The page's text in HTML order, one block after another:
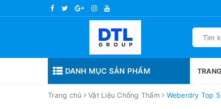
DANH MỤC SẢN PHẨM
Trang chủ Vật Liệu Chống Thấm Weberdry Top